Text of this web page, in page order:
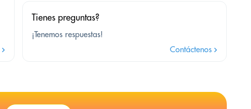
Tienes preguntas?
¡Tenemos respuestas!
Contáctenos